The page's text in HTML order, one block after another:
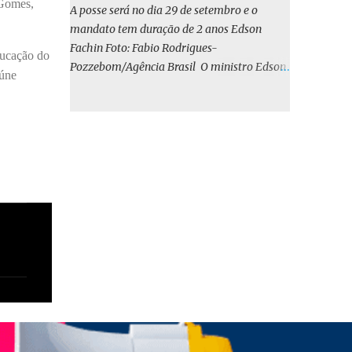
do
em iene japonês é mais vantajosa sob os
aspectos econômico e financeiro. Embora o
custo dos juros em dólares possa parecer
inferior no curto prazo, a opção pelo iene
A posse será no dia 29 de setembro e o
mandato tem duração de 2 anos Edson
Fachin Foto: Fabio Rodrigues-
Pozzebom/Agência Brasil O ministro Edson
Barroso, que completará o mandato de dois